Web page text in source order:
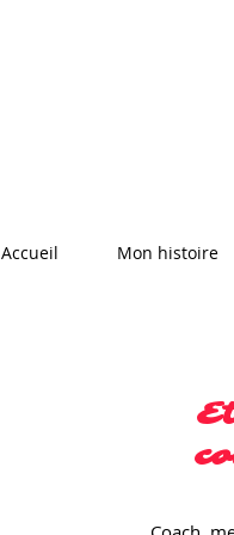
Accueil Mon histoire